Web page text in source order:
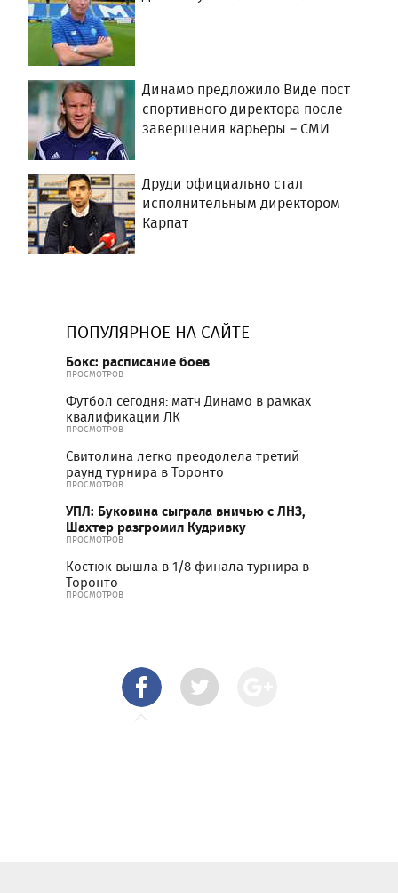
Динамо предложило Виде пост
спортивного директора после
завершения карьеры – СМИ
Друди официально стал
исполнительным директором
Карпат
ПОПУЛЯРНОЕ НА САЙТЕ
Бокс: расписание боев
ПРОСМОТРОВ
Футбол сегодня: матч Динамо в рамках
квалификации ЛК
ПРОСМОТРОВ
Свитолина легко преодолела третий
раунд турнира в Торонто
ПРОСМОТРОВ
УПЛ: Буковина сыграла вничью с ЛНЗ,
Шахтер разгромил Кудривку
ПРОСМОТРОВ
Костюк вышла в 1/8 финала турнира в
Торонто
ПРОСМОТРОВ